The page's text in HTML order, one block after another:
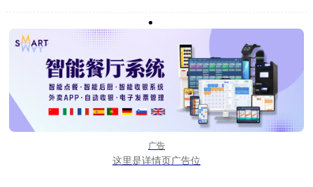
广告
这里是详情页广告位